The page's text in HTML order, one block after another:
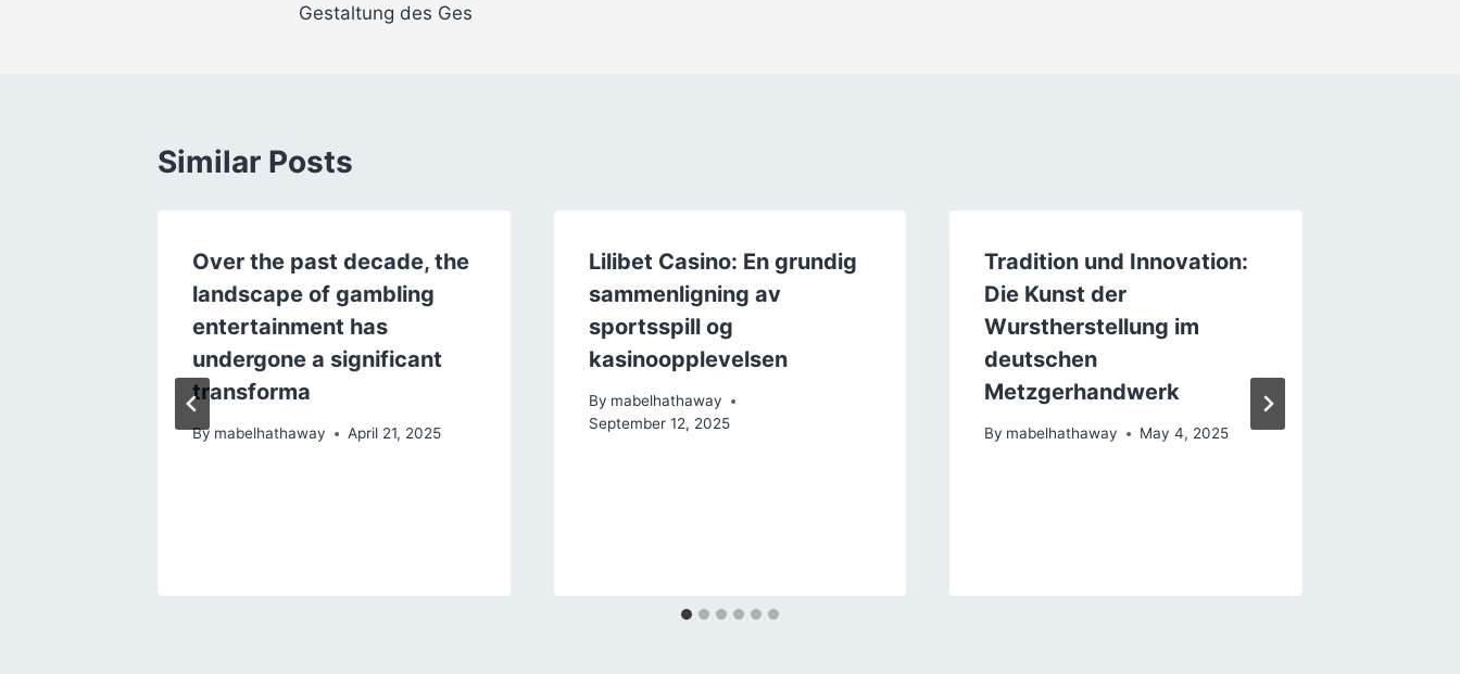
Gestaltung des Ges
Similar Posts
Over the past decade, the
landscape of gambling
entertainment has
undergone a significant
transforma
By mabelhathaway April 21, 2025
Lilibet Casino: En grundig
sammenligning av
sportsspill og
kasinoopplevelsen
By mabelhathaway
September 12, 2025
Tradition und Innovation:
Die Kunst der
Wurstherstellung im
deutschen
Metzgerhandwerk
By mabelhathaway May 4, 2025